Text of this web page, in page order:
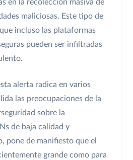
en la recolección masiva de
maliciosas. Este tipo de
incluso las plataformas
pueden ser infiltradas
alerta radica en varios
las preocupaciones de la
sobre la
de baja calidad y
pone de manifiesto que el
grande como para